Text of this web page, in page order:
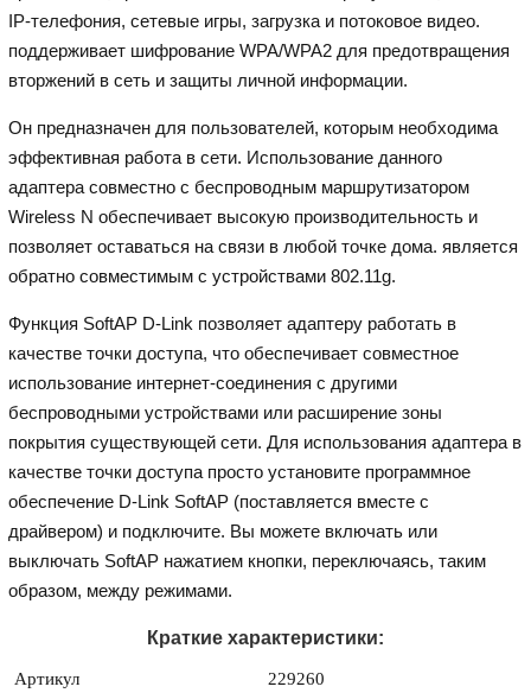
IP-телефония, сетевые игры, загрузка и потоковое видео.
поддерживает шифрование WPA/WPA2 для предотвращения
вторжений в сеть и защиты личной информации.
Он предназначен для пользователей, которым необходима
эффективная работа в сети. Использование данного
адаптера совместно с беспроводным маршрутизатором
Wireless N обеспечивает высокую производительность и
позволяет оставаться на связи в любой точке дома. является
обратно совместимым с устройствами 802.11g.
Функция SoftAP D-Link позволяет адаптеру работать в
качестве точки доступа, что обеспечивает совместное
использование интернет-соединения с другими
беспроводными устройствами или расширение зоны
покрытия существующей сети. Для использования адаптера в
качестве точки доступа просто установите программное
обеспечение D-Link SoftAP (поставляется вместе с
драйвером) и подключите. Вы можете включать или
выключать SoftAP нажатием кнопки, переключаясь, таким
образом, между режимами.
Краткие характеристики:
Артикул
229260